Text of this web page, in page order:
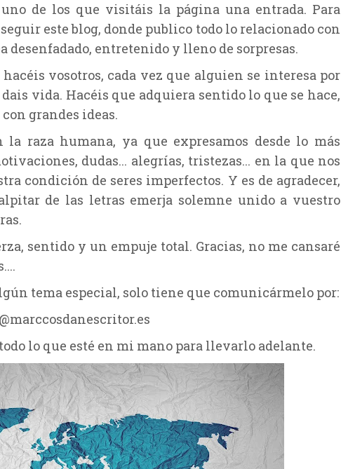
de los que visitáis la página una entrada. Para
este blog, donde publico todo lo relacionado con
entretenido y lleno de sorpresas.
vosotros, cada vez que alguien se interesa por
vida. Hacéis que adquiera sentido lo que se hace,
grandes ideas.
raza humana, ya que expresamos desde lo más
dudas... alegrías, tristezas... en la que nos
condición de seres imperfectos. Y es de agradecer,
de las letras emerja solemne unido a vuestro
sentido y un empuje total. Gracias, no me cansaré
tema especial, solo tiene que comunicármelo por:
lo que esté en mi mano para llevarlo adelante.